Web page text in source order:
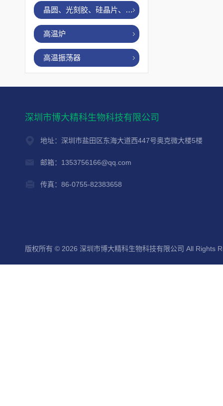
晶圆、光刻胶、硅晶片、烤胶机
高温炉
高温振荡器
深圳市博大精科生物科技有限公司
地址：深圳市盐田区东海大道西447号奥克微大楼5楼
邮箱：1353756166@qq.com
传真：86-0755-82383658
版权所有 © 2026 深圳市博大精科生物科技有限公司 All Rights